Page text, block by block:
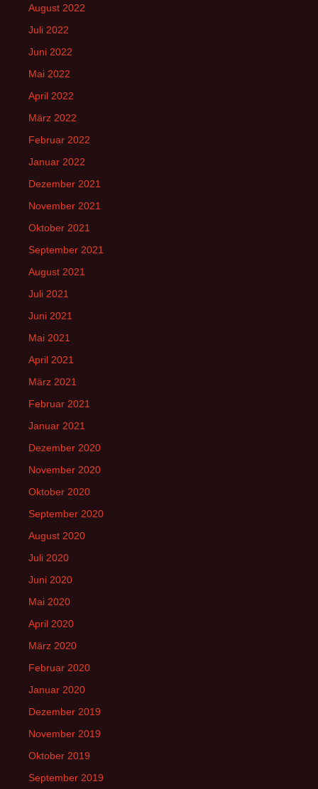
August 2022
Juli 2022
Juni 2022
Mai 2022
April 2022
März 2022
Februar 2022
Januar 2022
Dezember 2021
November 2021
Oktober 2021
September 2021
August 2021
Juli 2021
Juni 2021
Mai 2021
April 2021
März 2021
Februar 2021
Januar 2021
Dezember 2020
November 2020
Oktober 2020
September 2020
August 2020
Juli 2020
Juni 2020
Mai 2020
April 2020
März 2020
Februar 2020
Januar 2020
Dezember 2019
November 2019
Oktober 2019
September 2019